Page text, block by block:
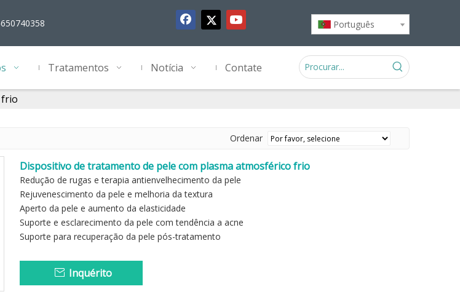
Português
Tratamentos Notícia Contate
frio
Ordenar
Dispositivo de tratamento de pele com plasma atmosférico frio
Redução de rugas e terapia antienvelhecimento da pele
Rejuvenescimento da pele e melhoria da textura
Aperto da pele e aumento da elasticidade
Suporte e esclarecimento da pele com tendência a acne
Suporte para recuperação da pele pós-tratamento
Inquérito